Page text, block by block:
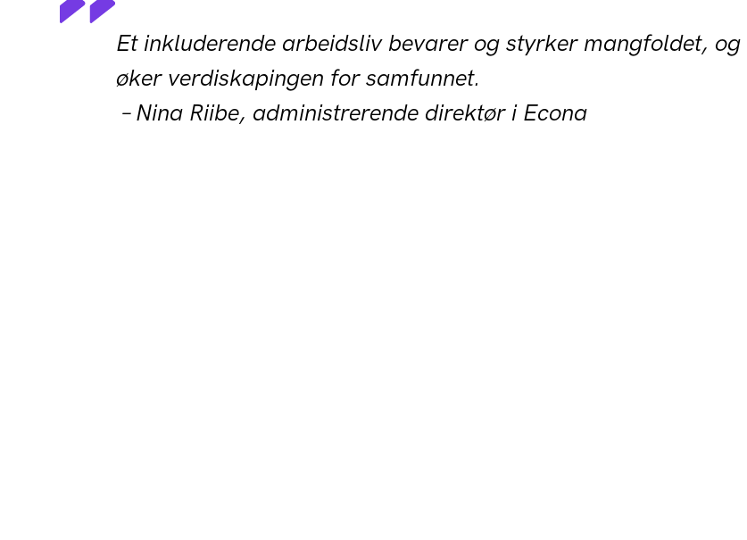
Et inkluderende arbeidsliv bevarer og styrker mangfoldet, og
øker verdiskapingen for samfunnet.
– Nina Riibe, administrerende direktør i Econa